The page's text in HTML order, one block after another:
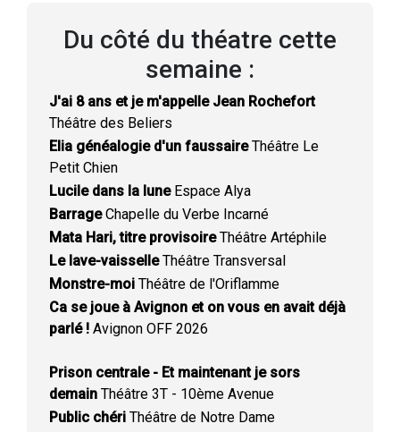
Du côté du théatre cette
semaine :
J'ai 8 ans et je m'appelle Jean Rochefort
Théâtre des Beliers
Elia généalogie d'un faussaireThéâtre Le
Petit Chien
Lucile dans la luneEspace Alya
BarrageChapelle du Verbe Incarné
Mata Hari, titre provisoireThéâtre Artéphile
Le lave-vaisselleThéâtre Transversal
Monstre-moi Théâtre de l'Oriflamme
Ca se joue à Avignon et on vous en avait déjà
parlé ! Avignon OFF 2026
Prison centrale - Et maintenant je sors
demain Théâtre 3T - 10ème Avenue
Public chéri Théâtre de Notre Dame